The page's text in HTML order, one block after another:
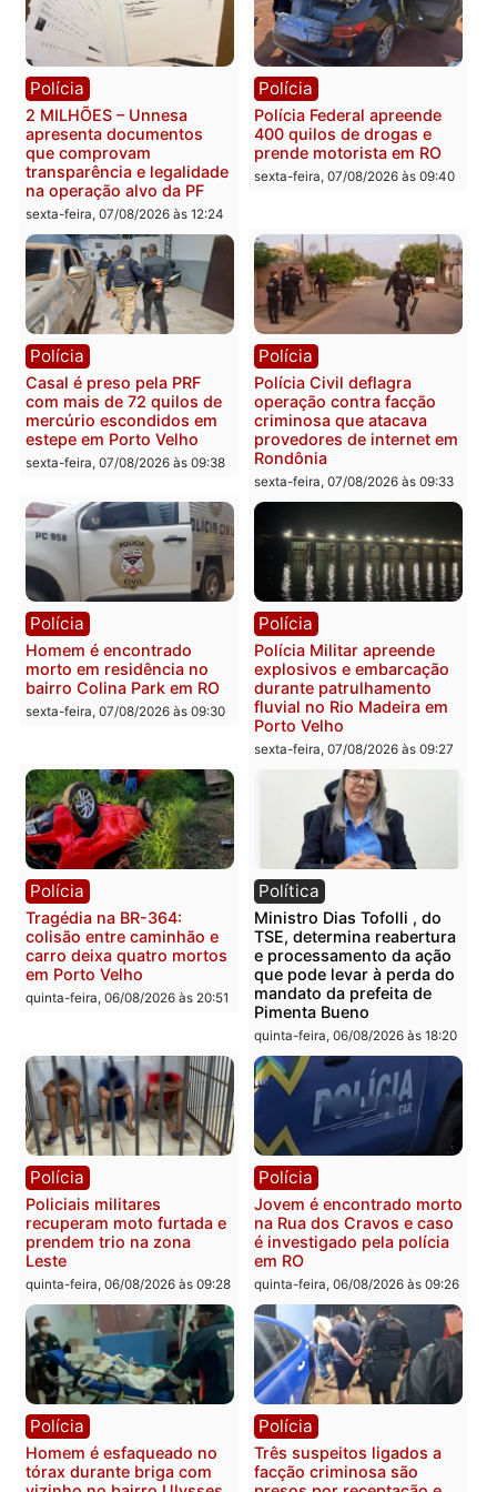
Marcos Rogério apresenta
Plano de Governo com
228 projetos, metas
públicas e
acompanhamento de
resultados
sexta-feira, 07/08/2026 às 18:49
Eleições 2026: Pastor
Evanildo pode ser o
primeiro pastor de
Rondônia na Câmara
Federal
sexta-feira, 07/08/2026 às
Polícia
2 MILHÕES – Unnesa
apresenta documentos
que comprovam
transparência e legalidade
na operação alvo da PF
sexta-feira, 07/08/2026 às 12:24
Polícia
Polícia Federal apreende
400 quilos de drogas e
prende motorista em RO
sexta-feira, 07/08/2026 às
Polícia
Casal é preso pela PRF
com mais de 72 quilos de
mercúrio escondidos em
estepe em Porto Velho
Polícia
Polícia Civil deflagra
operação contra facção
criminosa que atacava
provedores de internet
Rondônia
sexta-feira, 07/08/2026 às
Polícia
Homem é encontrado
morto em residência no
bairro Colina Park em RO
sexta-feira, 07/08/2026 às 09:30
Polícia
Polícia Militar apreende
explosivos e
durante patrulhamento
fluvial no Rio Madeira em
Porto Velho
sexta-feira, 07/08/2026 às
Polícia
Tragédia na BR-364:
colisão entre caminhão e
carro deixa quatro mortos
em Porto Velho
quinta-feira, 06/08/2026 às 20:51
Política
Ministro Dias Tofolli , do
TSE, determina
e processamento da
que pode levar à perda
mandato da prefeita de
Pimenta Bueno
quinta-feira, 06/08/2026 às